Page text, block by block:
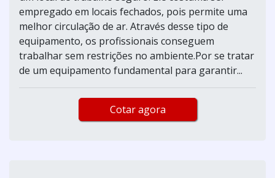
empregado em locais fechados, pois permite uma
melhor circulação de ar. Através desse tipo de
equipamento, os profissionais conseguem
trabalhar sem restrições no ambiente.Por se tratar
de um equipamento fundamental para garantir...
Cotar agora